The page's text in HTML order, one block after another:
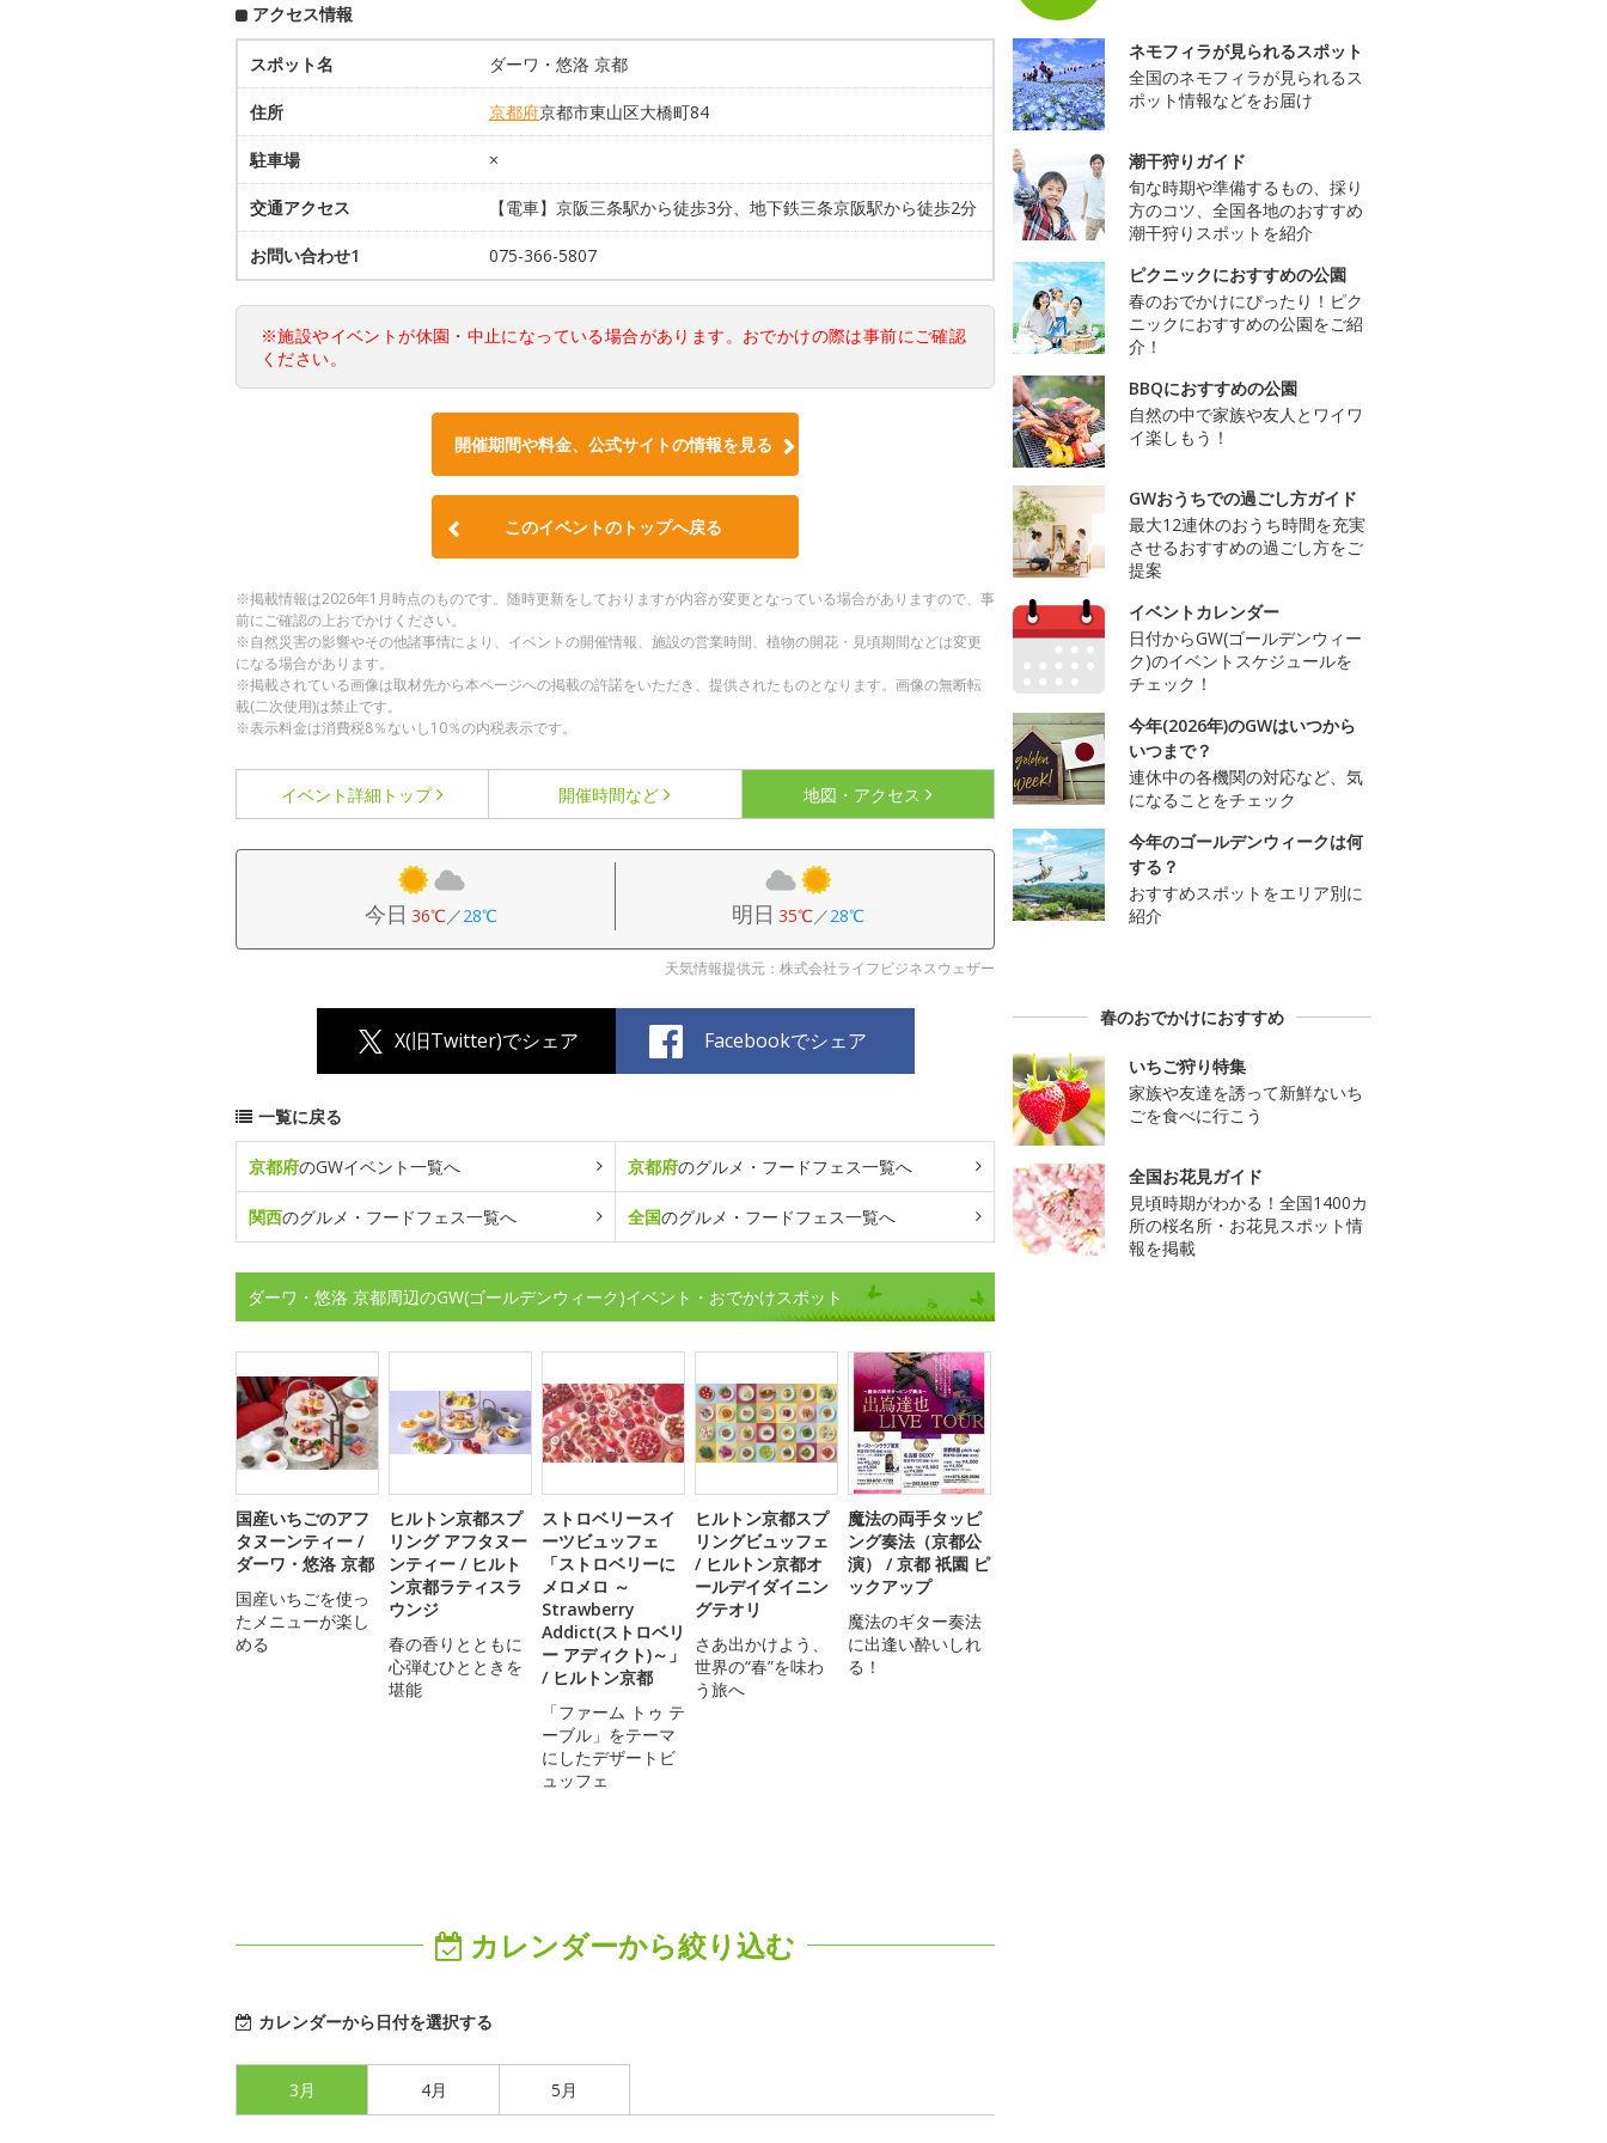
アクセス情報
スポット名 ダーワ・悠洛 京都
住所 京都府京都市東山区大橋町84
駐車場 ×
交通アクセス 【電車】京阪三条駅から徒歩3分、地下鉄三条京阪駅から徒歩2分
お問い合わせ1 075-366-5807
※施設やイベントが休園・中止になっている場合があります。おでかけの際は事前にご確認
ください。
開催期間や料金、公式サイトの情報を見る
このイベントのトップへ戻る
※掲載情報は2026年1月時点のものです。随時更新をしておりますが内容が変更となっている場合がありますので、事
前にご確認の上おでかけください。
※自然災害の影響やその他諸事情により、イベントの開催情報、施設の営業時間、植物の開花・見頃期間などは変更
になる場合があります。
※掲載されている画像は取材先から本ページへの掲載の許諾をいただき、提供されたものとなります。画像の無断転
載(二次使用)は禁止です。
※表示料金は消費税8％ないし10％の内税表示です。
イベント詳細 トップ 開催時間など 地図・アクセス
今日 36℃／28℃ 明日 35℃／28℃
天気情報提供元：株式会社ライフビジネスウェザー
X(旧Twitter)でシェア Facebookでシェア
一覧に戻る
京都府のGWイベント一覧へ 京都府のグルメ・フードフェス一覧へ
関西のグルメ・フードフェス一覧へ 全国のグルメ・フードフェス一覧へ
ダーワ・悠洛 京都周辺のGW(ゴールデンウィーク)イベント・おでかけスポット
国産いちごのアフ
タヌーンティー /
ダーワ・悠洛 京都
国産いちごを使っ
たメニューが楽し
める
ヒルトン京都スプ
リング アフタヌー
ンティー / ヒルト
ン京都ラティスラ
ウンジ
春の香りとともに
心弾むひとときを
堪能
ストロベリースイ
ーツビュッフェ
「ストロベリーに
メロメロ ～
Strawberry
Addict(ストロベリ
ー アディクト)～」
/ ヒルトン京都
「ファーム トゥ テ
ーブル」をテーマ
にしたデザートビ
ュッフェ
ヒルトン京都スプ
リングビュッフェ
/ ヒルトン京都オ
ールデイダイニン
グテオリ
さあ出かけよう、
世界の“春”を味わ
う旅へ
魔法の両手タッピ
ング奏法（京都公
演） / 京都 祇園 ピ
ックアップ
魔法のギター奏法
に出逢い酔いしれ
る！
カレンダーから絞り込む
カレンダーから日付を選択する
3月 4月 5月
ネモフィラが見られるスポット
全国のネモフィラが見られるス
ポット情報などをお届け
潮干狩りガイド
旬な時期や準備するもの、採り
方のコツ、全国各地のおすすめ
潮干狩りスポットを紹介
ピクニックにおすすめの公園
春のおでかけにぴったり！ピク
ニックにおすすめの公園をご紹
介！
BBQにおすすめの公園
自然の中で家族や友人とワイワ
イ楽しもう！
GWおうちでの過ごし方ガイド
最大12連休のおうち時間を充実
させるおすすめの過ごし方をご
提案
イベントカレンダー
日付からGW(ゴールデンウィー
ク)のイベントスケジュールを
チェック！
今年(2026年)のGWはいつから
いつまで？
連休中の各機関の対応など、気
になることをチェック
今年のゴールデンウィークは何
する？
おすすめスポットをエリア別に
紹介
春のおでかけにおすすめ
いちご狩り特集
家族や友達を誘って新鮮ないち
ごを食べに行こう
全国お花見ガイド
見頃時期がわかる！全国1400カ
所の桜名所・お花見スポット情
報を掲載